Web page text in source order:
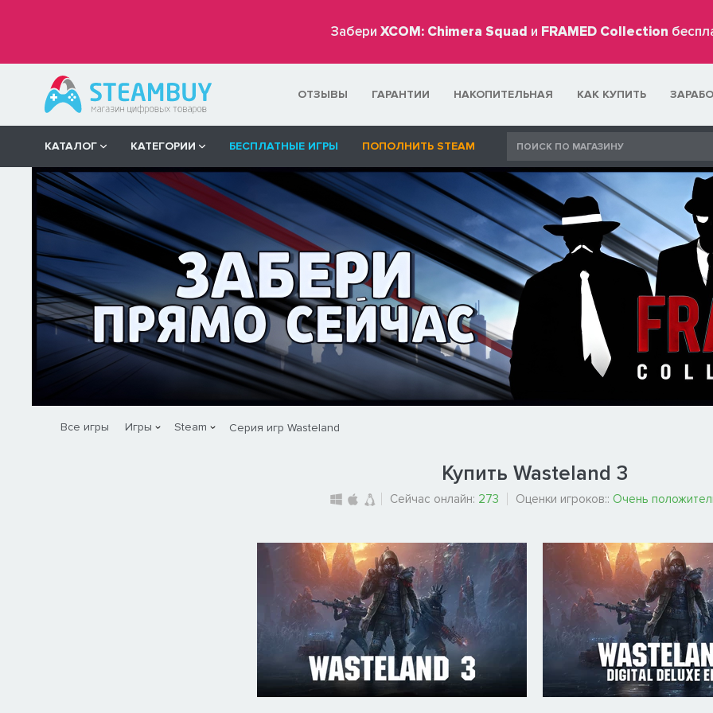
Забери XCOM: Chimera Squad и FRAMED Collection
ОТЗЫВЫ ГАРАНТИИ НАКОПИТЕЛЬНАЯ КАК КУПИТЬ
КАТАЛОГ КАТЕГОРИИ БЕСПЛАТНЫЕ ИГРЫ ПОПОЛНИТЬ STEAM
Все игры Игры Steam Серия игр Wasteland
Купить Wasteland 3
Сейчас онлайн: 273 Оценки игроков:: Очень